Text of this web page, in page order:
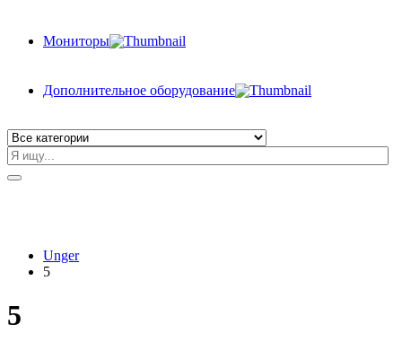
Мониторы
Дополнительное оборудование
Unger
5
5